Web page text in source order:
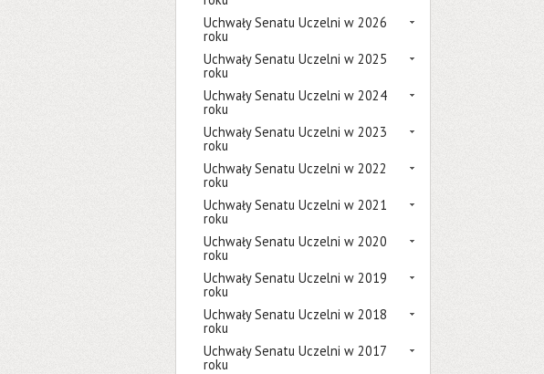
Uchwały Senatu Uczelni w 2026
roku
Uchwały Senatu Uczelni w 2025
roku
Uchwały Senatu Uczelni w 2024
roku
Uchwały Senatu Uczelni w 2023
roku
Uchwały Senatu Uczelni w 2022
roku
Uchwały Senatu Uczelni w 2021
roku
Uchwały Senatu Uczelni w 2020
roku
Uchwały Senatu Uczelni w 2019
roku
Uchwały Senatu Uczelni w 2018
roku
Uchwały Senatu Uczelni w 2017
roku